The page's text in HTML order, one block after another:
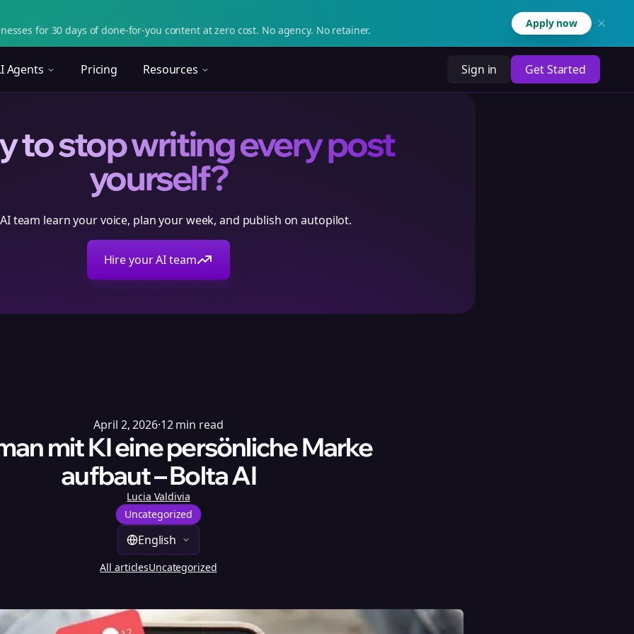
for 30 days of done-for-you content at zero cost. No agency. No retainer.
Apply now
Agents Pricing Resources Sign in Get Started
to stop writing every post
yourself?
team learn your voice, plan your week, and publish on autopilot.
Hire your AI team
April 2, 2026·12 min read
mit KI eine persönliche Marke
aufbaut – Bolta AI
Lucia Valdivia
Uncategorized
English
All articlesUncategorized